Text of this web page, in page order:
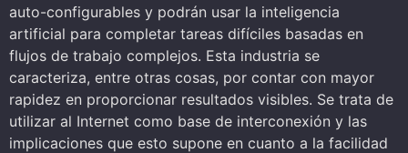
auto-configurables y podrán usar la inteligencia
artificial para completar tareas difíciles basadas en
flujos de trabajo complejos. Esta industria se
caracteriza, entre otras cosas, por contar con mayor
rapidez en proporcionar resultados visibles. Se trata de
utilizar al Internet como base de interconexión y las
implicaciones que esto supone en cuanto a la facilidad